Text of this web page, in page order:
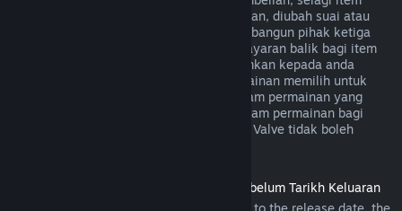
dalam permainan tersebut belum digunakan, diubah suai atau
dipindahkan. Berdasarkan syarat ini, pembangun pihak ketiga
mempunyai pilihan untuk mendayakan bayaran balik bagi item
dalam permainan. Steam akan memaklumkan kepada anda
semasa pembelian jika pembangun permainan memilih untuk
menawarkan bayaran balik bagi item dalam permainan yang
anda bakal beli. Jika tidak, pembelian dalam permainan bagi
permainan yang bukan dibangunkan oleh Valve tidak boleh
Bayaran Balik untuk Tajuk yang Dibeli Sebelum Tarikh Keluaran
When you purchase a title on Steam prior to the release date, the